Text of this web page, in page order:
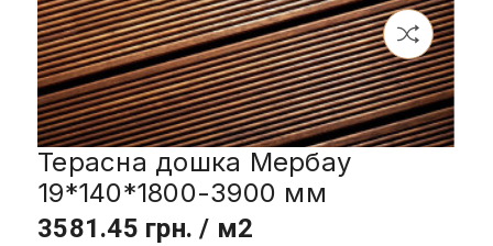
Терасна дошка Мербау
19*140*1800-3900 мм
3581.45 грн. / м2